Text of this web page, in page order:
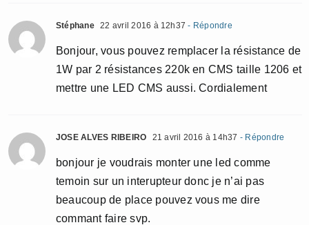
Stéphane 22 avril 2016 à 12h37 - Répondre
Bonjour, vous pouvez remplacer la résistance de
1W par 2 résistances 220k en CMS taille 1206 et
mettre une LED CMS aussi. Cordialement
JOSE ALVES RIBEIRO 21 avril 2016 à 14h37 - Répondre
bonjour je voudrais monter une led comme
temoin sur un interupteur donc je n’ai pas
beaucoup de place pouvez vous me dire
commant faire svp.